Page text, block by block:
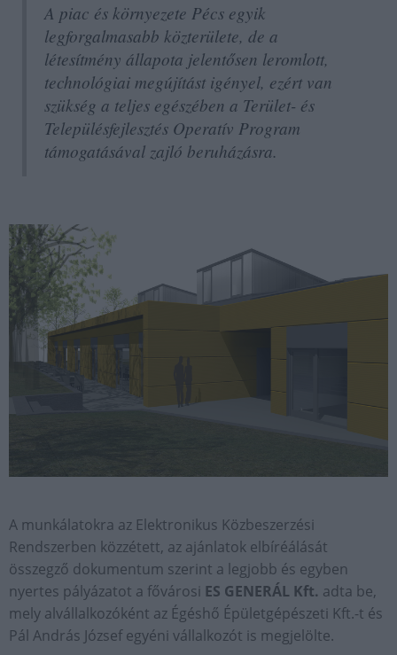
A piac és környezete Pécs egyik
legforgalmasabb közterülete, de a
létesítmény állapota jelentősen leromlott,
technológiai megújítást igényel, ezért van
szükség a teljes egészében a Terület- és
Településfejlesztés Operatív Program
támogatásával zajló beruházásra.
A munkálatokra az Elektronikus Közbeszerzési
Rendszerben közzétett, az ajánlatok elbíréálását
összegző dokumentum szerint a legjobb és egyben
nyertes pályázatot a fővárosi ES GENERÁL Kft. adta be,
mely alvállalkozóként az Égéshő Épületgépészeti Kft.-t és
Pál András József egyéni vállalkozót is megjelölte.